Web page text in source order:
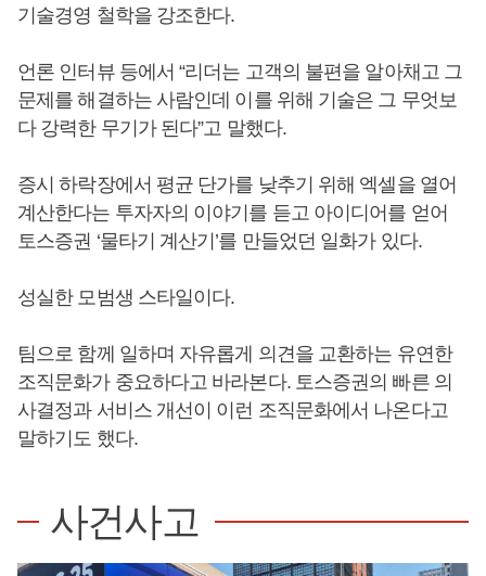
기술경영 철학을 강조한다.
언론 인터뷰 등에서 “리더는 고객의 불편을 알아채고 그
문제를 해결하는 사람인데 이를 위해 기술은 그 무엇보
다 강력한 무기가 된다”고 말했다.
증시 하락장에서 평균 단가를 낮추기 위해 엑셀을 열어
계산한다는 투자자의 이야기를 듣고 아이디어를 얻어
토스증권 ‘물타기 계산기’를 만들었던 일화가 있다.
성실한 모범생 스타일이다.
팀으로 함께 일하며 자유롭게 의견을 교환하는 유연한
조직문화가 중요하다고 바라본다. 토스증권의 빠른 의
사결정과 서비스 개선이 이런 조직문화에서 나온다고
말하기도 했다.
사건사고